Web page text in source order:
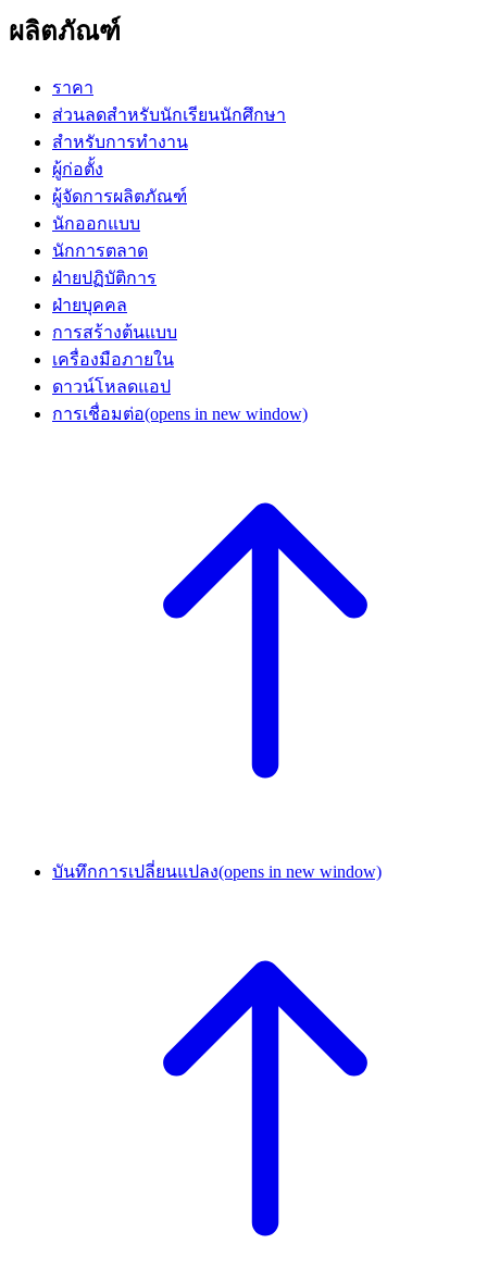
ผลิตภัณฑ์
ราคา
ส่วนลดสำหรับนักเรียนนักศึกษา
สำหรับการทำงาน
ผู้ก่อตั้ง
ผู้จัดการผลิตภัณฑ์
นักออกแบบ
นักการตลาด
ฝ่ายปฏิบัติการ
ฝ่ายบุคคล
การสร้างต้นแบบ
เครื่องมือภายใน
ดาวน์โหลดแอป
การเชื่อมต่อ(opens in new window)
บันทึกการเปลี่ยนแปลง(opens in new window)